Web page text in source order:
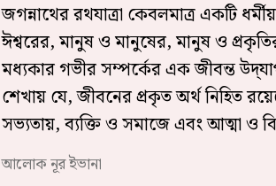
জগন্নাথের রথযাত্রা কেবলমাত্র একটি
ঈশ্বরের, মানুষ ও মানুষের, মানুষ ও
মধ্যকার গভীর সম্পর্কের এক জীবন্ত
শেখায় যে, জীবনের প্রকৃত অর্থ নিহিত
সভ্যতায়, ব্যক্তি ও সমাজে এবং আত্মা ও
আলোক নূর ইভানা